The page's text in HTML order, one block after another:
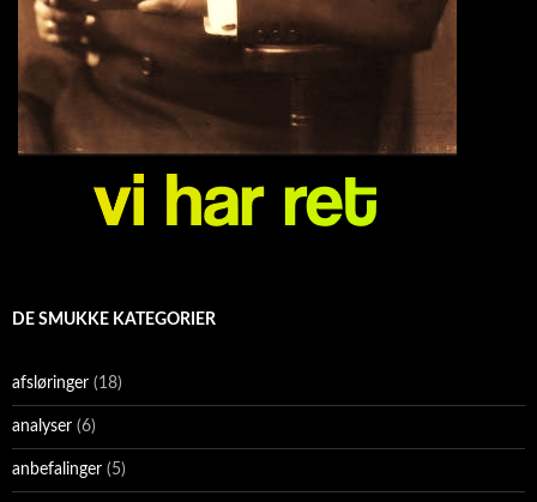
DE SMUKKE KATEGORIER
afsløringer (18)
analyser (6)
anbefalinger (5)